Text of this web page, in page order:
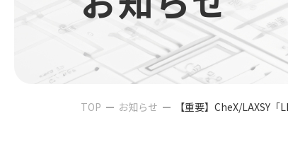
TOP お知らせ 【重要】CheX/LAXSY